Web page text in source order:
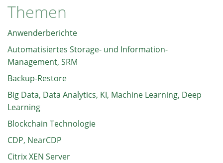
Themen
Anwenderberichte
Automatisiertes Storage- und Information-
Management, SRM
Backup-Restore
Big Data, Data Analytics, KI, Machine Learning, Deep
Learning
Blockchain Technologie
CDP, NearCDP
Citrix XEN Server